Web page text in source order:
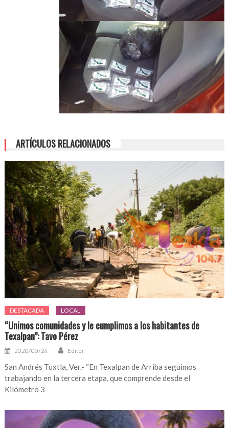
ARTÍCULOS RELACIONADOS
DESTACADA LOCAL
“Unimos comunidades y le cumplimos a los habitantes de
Texalpan”: Tavo Pérez
2020/09/24 Editor
San Andrés Tuxtla, Ver.- “En Texalpan de Arriba seguimos
trabajando en la tercera etapa, que comprende desde el
Kilómetro 3